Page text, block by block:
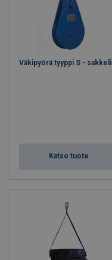
Väkipyörä tyyppi S - sakkeli
Katso tuote